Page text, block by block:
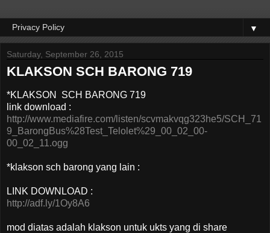
▼
Saturday, September 26, 2015
KLAKSON SCH BARONG 719
*KLAKSON SCH BARONG 719
link download :
http://www.mediafire.com/listen/scvmakvqg323he5/SCH_71
9_BarongBus%28Test_Telolet%29_00_02_00-
00_02_11.ogg
*klakson sch barong yang lain :
LINK DOWNLOAD :
http://adf.ly/1Oy8A6
mod diatas adalah klakson untuk ukts yang di share